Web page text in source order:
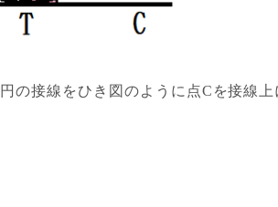
の接線をひき図のように点Cを接線上